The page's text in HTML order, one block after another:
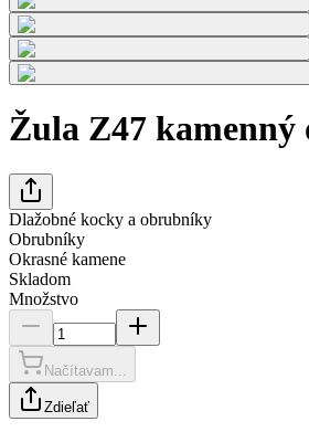
Žula Z47
Dlažobné kocky a obrubníky
Obrubníky
Okrasné kamene
Skladom
Množstvo
Načítavam...
Zdieľať